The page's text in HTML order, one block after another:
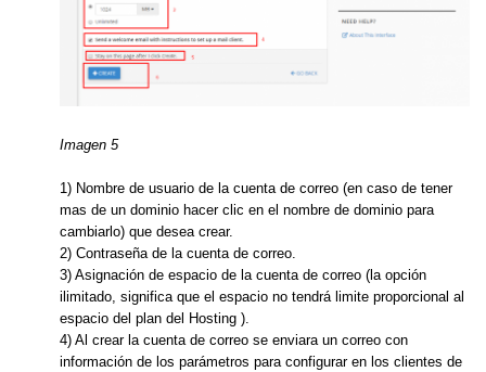
Imagen 5
1) Nombre de usuario de la cuenta de correo (en caso de tener
mas de un dominio hacer clic en el nombre de dominio para
cambiarlo) que desea crear.
2) Contraseña de la cuenta de correo.
3) Asignación de espacio de la cuenta de correo (la opción
ilimitado, significa que el espacio no tendrá limite proporcional al
espacio del plan del Hosting ).
4) Al crear la cuenta de correo se enviara un correo con
información de los parámetros para configurar en los clientes de